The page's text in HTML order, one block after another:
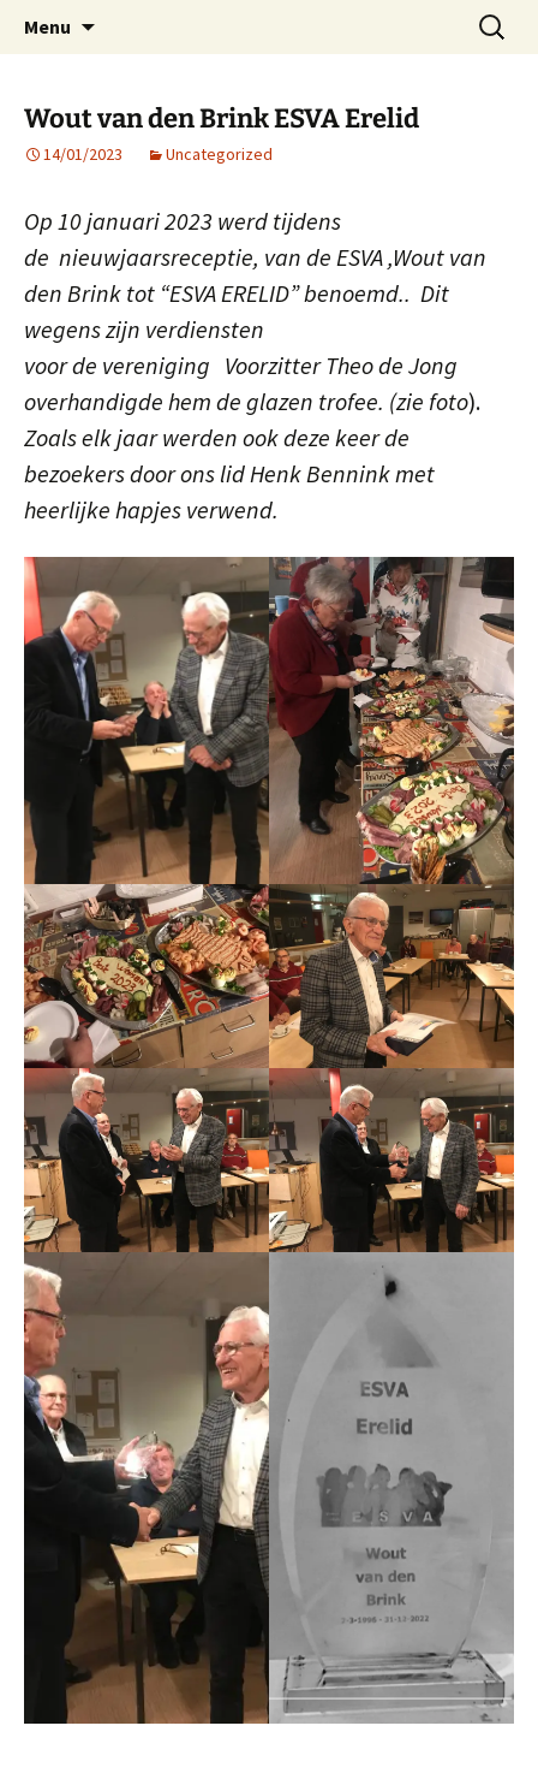
VIDEOCLUBEDE
ESVA is uw videoclub in de regio Ede
Menu
Zoeken
naar:
Wout van den Brink ESVA Erelid
14/01/2023 Uncategorized
Op 10 januari 2023 werd tijdens
de nieuwjaarsreceptie, van de ESVA ,Wout van
den Brink tot “ESVA ERELID” benoemd.. Dit
wegens zijn verdiensten
voor de vereniging Voorzitter Theo de Jong
overhandigde hem de glazen trofee. (zie foto).
Zoals elk jaar werden ook deze keer de
bezoekers door ons lid Henk Bennink met
heerlijke hapjes verwend.